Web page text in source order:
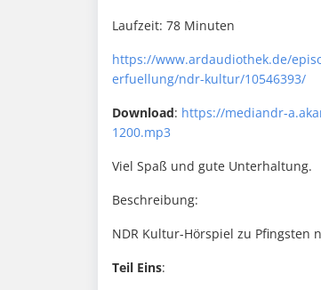
Laufzeit: 78 Minuten
https://www.ardaudiothek.de/
erfuellung/ndr-kultur/10546393/
Download: https://mediandr-
1200.mp3
Viel Spaß und gute Unterhaltung.
Beschreibung:
NDR Kultur-Hörspiel zu Pfingsten
Teil Eins: